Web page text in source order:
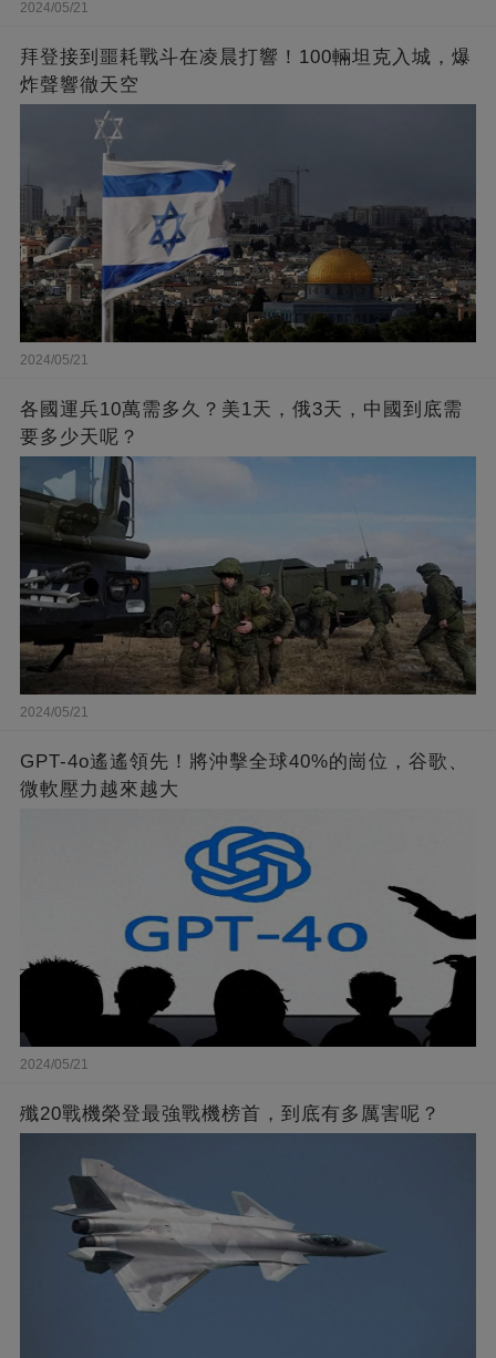
2024/05/21
拜登接到噩耗戰斗在凌晨打響！100輛坦克入城，爆
炸聲響徹天空
2024/05/21
各國運兵10萬需多久？美1天，俄3天，中國到底需
要多少天呢？
2024/05/21
GPT-4o遙遙領先！將沖擊全球40%的崗位，谷歌、
微軟壓力越來越大
2024/05/21
殲20戰機榮登最強戰機榜首，到底有多厲害呢？